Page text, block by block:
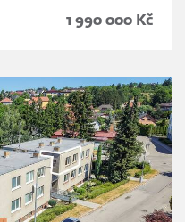
1 990 000 Kč